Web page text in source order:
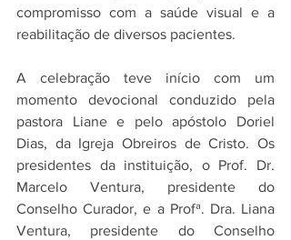
compromisso com a saúde visual e a
reabilitação de diversos pacientes.
A celebração teve início com um
momento devocional conduzido pela
pastora Liane e pelo apóstolo Doriel
Dias, da Igreja Obreiros de Cristo. Os
presidentes da instituição, o Prof. Dr.
Marcelo Ventura, presidente do
Conselho Curador, e a Profª. Dra. Liana
Ventura, presidente do Conselho